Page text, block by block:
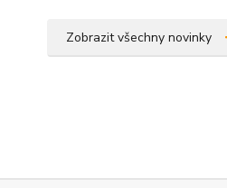
Zobrazit všechny novinky